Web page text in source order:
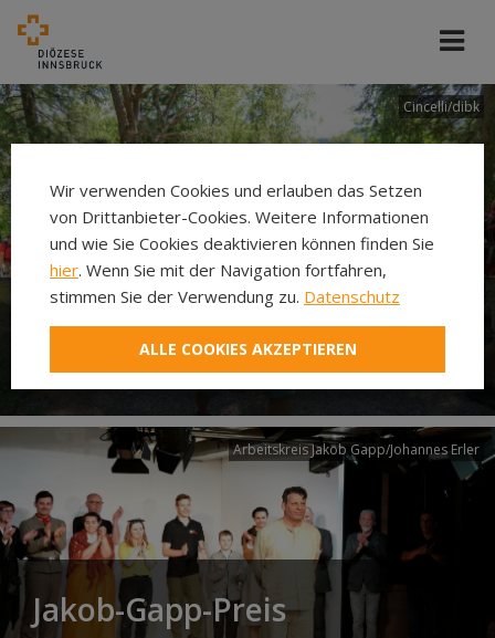
Cincelli/dibk
Neuer Pilgerweg Via
Laudato si’
Arbeitskreis Jakob Gapp/Johannes Erler
Jakob-Gapp-Preis
Wir verwenden Cookies und erlauben das Setzen
von Drittanbieter-Cookies. Weitere Informationen
und wie Sie Cookies deaktivieren können finden Sie
hier. Wenn Sie mit der Navigation fortfahren,
stimmen Sie der Verwendung zu. Datenschutz
ALLE COOKIES AKZEPTIEREN